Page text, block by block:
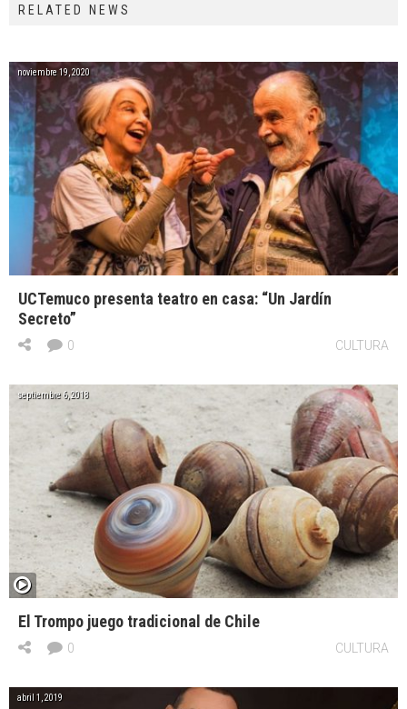
RELATED NEWS
noviembre 19, 2020
UCTemuco presenta teatro en casa: “Un Jardín
Secreto”
CULTURA
0
septiembre 6, 2018
El Trompo juego tradicional de Chile
CULTURA
0
abril 1, 2019